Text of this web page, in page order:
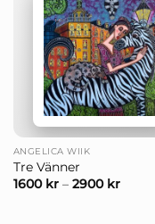
ANGELICA WIIK
Tre Vänner
1600 kr– 2900 kr